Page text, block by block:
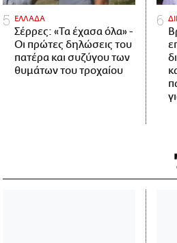
ΕΛΛΑΔΑ
Σέρρες: «Τα έχασα όλα» -
Οι πρώτες δηλώσεις του
πατέρα και συζύγου των
θυμάτων του τροχαίου